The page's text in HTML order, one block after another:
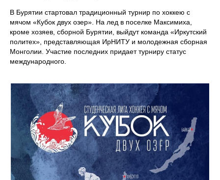
В Бурятии стартовал традиционный турнир по хоккею с
мячом «Кубок двух озер». На лед в поселке Максимиха,
кроме хозяев, сборной Бурятии, выйдут команда «Иркутский
политех», представляющая ИрНИТУ и молодежная сборная
Монголии. Участие последних придает турниру статус
международного.